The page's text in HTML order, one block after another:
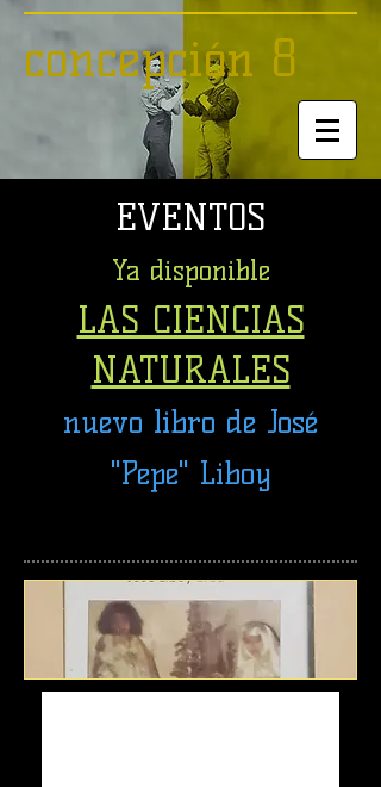
concepción 8
EVENTOS
Ya disponible
LAS CIENCIAS
NATURALES
nuevo libro de José
"Pepe" Liboy